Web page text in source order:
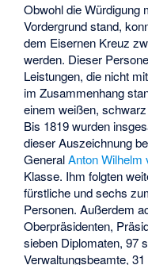
Obwohl die Würdigung
Vordergrund stand,
dem Eisernen Kreuz
werden. Dieser
Leistungen, die nicht
im Zusammenhang
einem weißen,
Bis 1819 wurden
dieser Auszeichnung
GeneralAnton Wilhelm
Klasse. Ihm folgten
fürstliche und sechs
Personen. Außerdem
Oberpräsidenten,
sieben Diplomaten, 97
Verwaltungsbeamte,